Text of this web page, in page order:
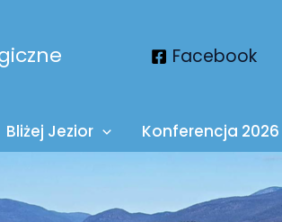
Facebook
Bliżej Jezior Konferencja 2026